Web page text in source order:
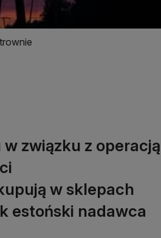
związku z operacją
w sklepach
estoński nadawca